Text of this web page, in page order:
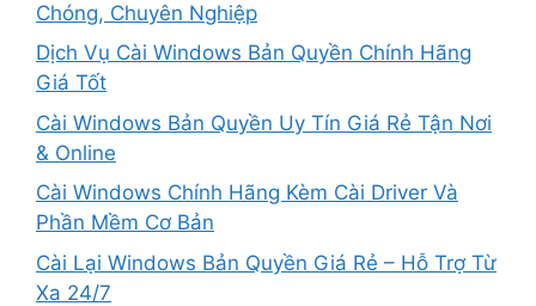
Chóng, Chuyên Nghiệp
Dịch Vụ Cài Windows Bản Quyền Chính Hãng
Giá Tốt
Cài Windows Bản Quyền Uy Tín Giá Rẻ Tận Nơi
& Online
Cài Windows Chính Hãng Kèm Cài Driver Và
Phần Mềm Cơ Bản
Cài Lại Windows Bản Quyền Giá Rẻ – Hỗ Trợ Từ
Xa 24/7